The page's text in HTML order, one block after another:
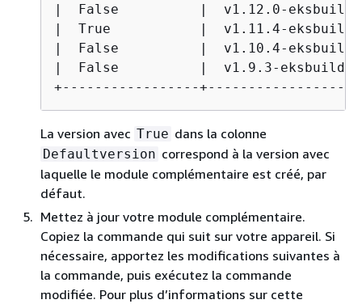
|  False          |  v1.12.0-
|  True           |  v1.11.4-
|  False          |  v1.10.4-
|  False          |  v1.9.3-
+-----------------
La version avec True dans la colonne
Defaultversion correspond à la version avec
laquelle le module complémentaire est créé, par
défaut.
Mettez à jour votre module complémentaire.
Copiez la commande qui suit sur votre appareil. Si
nécessaire, apportez les modifications suivantes à
la commande, puis exécutez la commande
modifiée. Pour plus d’informations sur cette